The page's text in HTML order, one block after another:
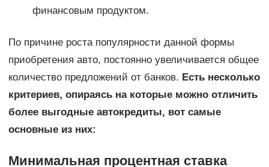
финансовым продуктом.
По причине роста популярности данной формы
приобретения авто, постоянно увеличивается общее
количество предложений от банков. Есть несколько
критериев, опираясь на которые можно отличить
более выгодные автокредиты, вот самые
основные из них:
Минимальная процентная ставка